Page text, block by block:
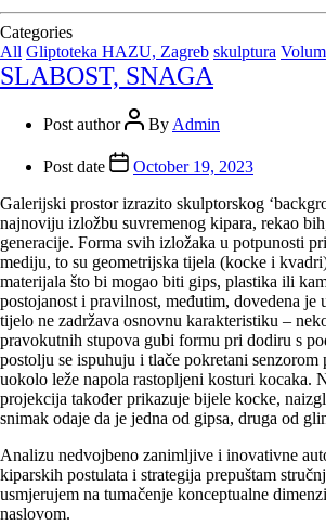
Categories
All Gliptoteka HAZU, Zagreb skulptura
SLABOST, SNAGA
Post author By Admin
Post date
October 19, 2023
Galerijski prostor izrazito skulptorskog
najnoviju izložbu suvremenog kipara, rekao
generacije. Forma svih izložaka u potpunosti
mediju, to su geometrijska tijela (kocke i
materijala što bi mogao biti gips, plastika ili
postojanost i pravilnost, međutim, dovedena je
tijelo ne zadržava osnovnu karakteristiku –
pravokutnih stupova gubi formu pri dodiru s
postolju se ispuhuju i tlače pokretani senzorom
uokolo leže napola rastopljeni kosturi kocaka.
projekcija također prikazuje bijele kocke,
snimak odaje da je jedna od gipsa, druga od
Analizu nedvojbeno zanimljive i inovativne
kiparskih postulata i strategija prepuštam
usmjerujem na tumačenje konceptualne
naslovom.